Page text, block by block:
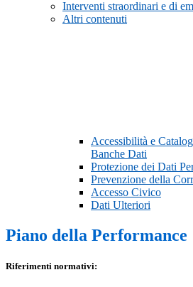
Interventi straordinari e di
Altri contenuti
Accessibilità e
Banche Dati
Protezione dei Dati
Prevenzione della
Accesso Civico
Dati Ulteriori
Piano della Performance
Riferimenti normativi: